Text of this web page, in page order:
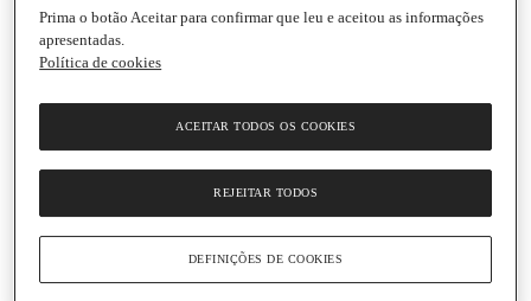
Espuma de Limpeza Glow
Sem
valor
Link
Escrever uma opinião
Prima o botão Aceitar para confirmar que leu e aceitou as informações
apresentadas.
Política de cookies
REJEITAR TODOS
ACEITAR TODOS OS COOKIES
DEFINIÇÕES DE COOKIES